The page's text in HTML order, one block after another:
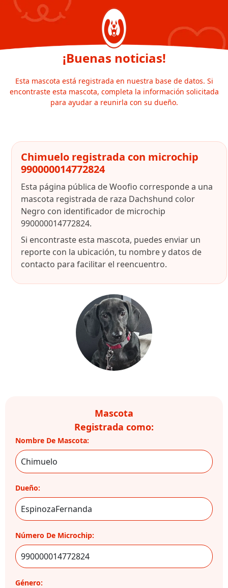
¡Buenas noticias!
Esta mascota está registrada en nuestra base de datos. Si
encontraste esta mascota, completa la información solicitada
para ayudar a reunirla con su dueño.
Chimuelo registrada con microchip
990000014772824
Esta página pública de Woofio corresponde a una
mascota registrada de raza Dachshund color
Negro con identificador de microchip
990000014772824.
Si encontraste esta mascota, puedes enviar un
reporte con la ubicación, tu nombre y datos de
contacto para facilitar el reencuentro.
Mascota
Registrada como:
Nombre De Mascota:
Dueño:
Número De Microchip:
Género: